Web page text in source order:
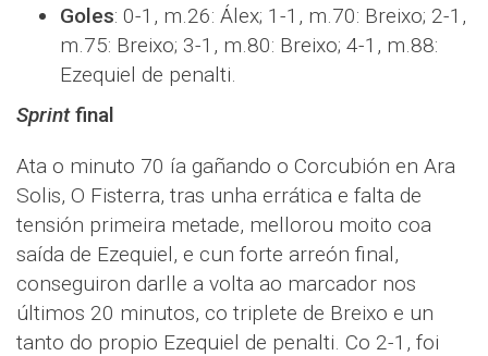
Goles: 0-1, m.26: Álex; 1-1, m.70: Breixo; 2-1,
m.75: Breixo; 3-1, m.80: Breixo; 4-1, m.88:
Ezequiel de penalti.
Sprintfinal
Ata o minuto 70 ía gañando o Corcubión en Ara
Solis, O Fisterra, tras unha errática e falta de
tensión primeira metade, mellorou moito coa
saída de Ezequiel, e cun forte arreón final,
conseguiron darlle a volta ao marcador nos
últimos 20 minutos, co triplete de Breixo e un
tanto do propio Ezequiel de penalti. Co 2-1, foi